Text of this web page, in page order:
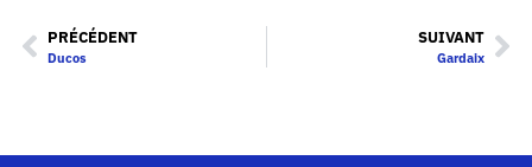
PRÉCÉDENT
Ducos
SUIVANT
Gardaix